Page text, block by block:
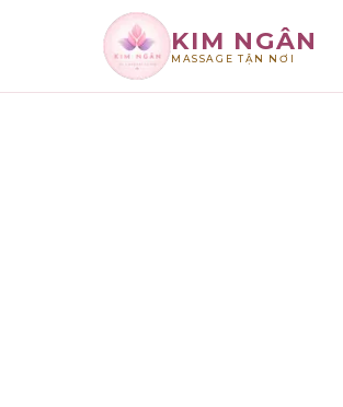
KIM NGÂN
MASSAGE TẬN NƠI